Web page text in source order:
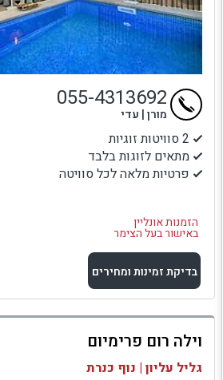
2 סוויטות זוגיות
מתאים לזוגות בלבד
פרטיות מלאה לכל סוויטה
הזמנות אונליין
באישור בעל הצימר
055-4313692
מורן | עדי
בדיקת זמינות ומחירים
למתחם זה
בדיקת זמינות ומחירים
וילה רום פרימיום
גליל עליון | נוף כנרת